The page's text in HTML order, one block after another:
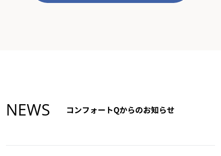
NEWS コンフォートQからのお知らせ